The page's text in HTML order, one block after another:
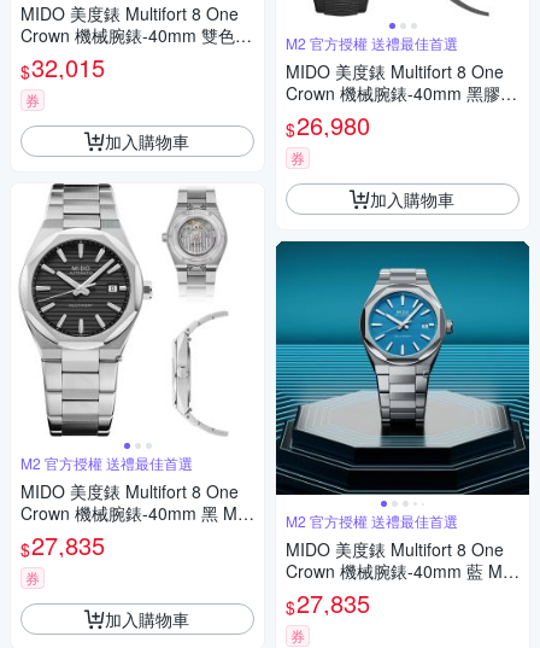
MIDO 美度錶 Multifort 8 One
Crown 機械腕錶-40mm 雙色 M
0555072205100
$32,015
券
加入購物車
M2 官方授權 送禮最佳首選
MIDO 美度錶 Multifort 8 One
Crown 機械腕錶-40mm 黑 M0
555071105100
$27,835
券
加入購物車
M2 官方授權 送禮最佳首選
MIDO 美度錶 Multifort 8 One
Crown 機械腕錶-40mm 黑膠 M
0555071705100
$26,980
券
加入購物車
M2 官方授權 送禮最佳首選
MIDO 美度錶 Multifort 8 One
Crown 機械腕錶-40mm 藍 M0
555071104100
$27,835
券